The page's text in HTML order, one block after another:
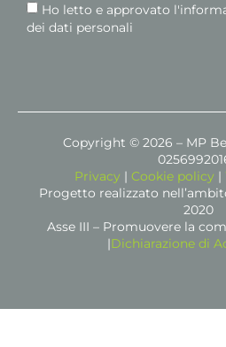
Ho letto e approvato
dei dati personali
Copyright © 2026 – MP
Privacy | Cookie policy |
Progetto realizzato
2020
Asse III – Promuovere la
|Dichiarazione di